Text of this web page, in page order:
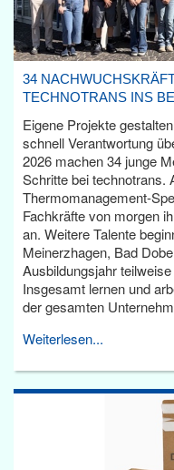
34
TECHNOTRANS INS
Eigene Projekte
schnell Verantwortung
2026 machen 34 junge
Schritte bei technotrans.
Thermomanagement-
Fachkräfte von morgen
an. Weitere Talente
Meinerzhagen, Bad
Ausbildungsjahr
Insgesamt lernen und
der gesamten
Weiterlesen...